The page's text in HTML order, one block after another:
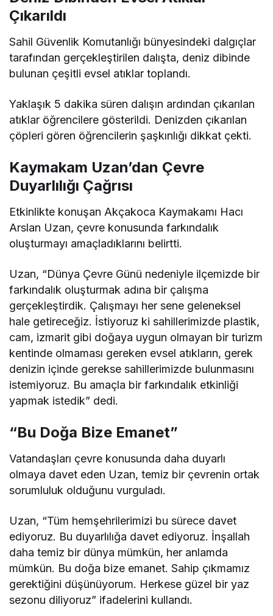
Çıkarıldı
Sahil Güvenlik Komutanlığı bünyesindeki dalgıçlar
tarafından gerçekleştirilen dalışta, deniz dibinde
bulunan çeşitli evsel atıklar toplandı.
Yaklaşık 5 dakika süren dalışın ardından çıkarılan
atıklar öğrencilere gösterildi. Denizden çıkarılan
çöpleri gören öğrencilerin şaşkınlığı dikkat çekti.
Kaymakam Uzan’dan Çevre
Duyarlılığı Çağrısı
Etkinlikte konuşan Akçakoca Kaymakamı Hacı
Arslan Uzan, çevre konusunda farkındalık
oluşturmayı amaçladıklarını belirtti.
Uzan, “Dünya Çevre Günü nedeniyle ilçemizde bir
farkındalık oluşturmak adına bir çalışma
gerçekleştirdik. Çalışmayı her sene geleneksel
hale getireceğiz. İstiyoruz ki sahillerimizde plastik,
cam, izmarit gibi doğaya uygun olmayan bir turizm
kentinde olmaması gereken evsel atıkların, gerek
denizin içinde gerekse sahillerimizde bulunmasını
istemiyoruz. Bu amaçla bir farkındalık etkinliği
yapmak istedik” dedi.
“Bu Doğa Bize Emanet”
Vatandaşları çevre konusunda daha duyarlı
olmaya davet eden Uzan, temiz bir çevrenin ortak
sorumluluk olduğunu vurguladı.
Uzan, “Tüm hemşehrilerimizi bu sürece davet
ediyoruz. Bu duyarlılığa davet ediyoruz. İnşallah
daha temiz bir dünya mümkün, her anlamda
mümkün. Bu doğa bize emanet. Sahip çıkmamız
gerektiğini düşünüyorum. Herkese güzel bir yaz
sezonu diliyoruz” ifadelerini kullandı.